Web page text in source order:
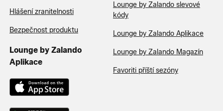
Hlášení zranitelnosti
Bezpečnost produktu
Lounge by Zalando
Aplikace
Lounge by Zalando slevové
kódy
Lounge by Zalando Aplikace
Lounge by Zalando Magazín
Favoriti příští sezóny